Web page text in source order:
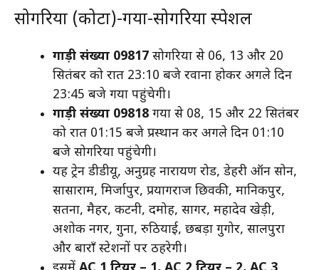
सोगरिया (कोटा)-गया-सोगरिया स्पेशल
गाड़ी संख्या 09817 सोगरिया से 06, 13 और 20
सितंबर को रात 23:10 बजे रवाना होकर अगले दिन
23:45 बजे गया पहुंचेगी।
गाड़ी संख्या 09818 गया से 08, 15 और 22 सितंबर
को रात 01:15 बजे प्रस्थान कर अगले दिन 01:10
बजे सोगरिया पहुंचेगी।
यह ट्रेन डीडीयू, अनुग्रह नारायण रोड, डेहरी ऑन सोन,
सासाराम, मिर्जापुर, प्रयागराज छिवकी, मानिकपुर,
सतना, मैहर, कटनी, दमोह, सागर, महादेव खेड़ी,
अशोक नगर, गुना, रुठियाई, छबड़ा गुगोर, सालपुरा
और बाराँ स्टेशनों पर ठहरेगी।